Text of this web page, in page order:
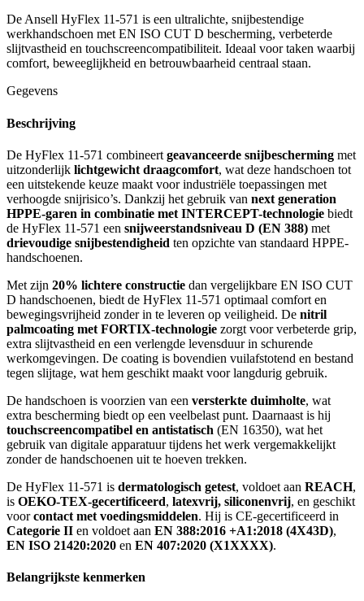
De Ansell HyFlex 11-571 is een ultralichte, snijbestendige
werkhandschoen met EN ISO CUT D bescherming, verbeterde
slijtvastheid en touchscreencompatibiliteit. Ideaal voor taken waarbij
comfort, beweeglijkheid en betrouwbaarheid centraal staan.
Gegevens
Beschrijving
De HyFlex 11-571 combineert geavanceerde snijbescherming met
uitzonderlijk lichtgewicht draagcomfort, wat deze handschoen tot
een uitstekende keuze maakt voor industriële toepassingen met
verhoogde snijrisico’s. Dankzij het gebruik van next generation
HPPE-garen in combinatie met INTERCEPT-technologie biedt
de HyFlex 11-571 een snijweerstandsniveau D (EN 388) met
drievoudige snijbestendigheid ten opzichte van standaard HPPE-
handschoenen.
Met zijn 20% lichtere constructie dan vergelijkbare EN ISO CUT
D handschoenen, biedt de HyFlex 11-571 optimaal comfort en
bewegingsvrijheid zonder in te leveren op veiligheid. De nitril
palmcoating met FORTIX-technologie zorgt voor verbeterde grip,
extra slijtvastheid en een verlengde levensduur in schurende
werkomgevingen. De coating is bovendien vuilafstotend en bestand
tegen slijtage, wat hem geschikt maakt voor langdurig gebruik.
De handschoen is voorzien van een versterkte duimholte, wat
extra bescherming biedt op een veelbelast punt. Daarnaast is hij
touchscreencompatibel en antistatisch (EN 16350), wat het
gebruik van digitale apparatuur tijdens het werk vergemakkelijkt
zonder de handschoenen uit te hoeven trekken.
De HyFlex 11-571 is dermatologisch getest, voldoet aan REACH,
is OEKO-TEX-gecertificeerd, latexvrij, siliconenvrij, en geschikt
voorcontact met voedingsmiddelen. Hij is CE-gecertificeerd in
Categorie II en voldoet aan EN 388:2016 +A1:2018 (4X43D),
EN ISO 21420:2020 en EN 407:2020 (X1XXXX).
Belangrijkste kenmerken